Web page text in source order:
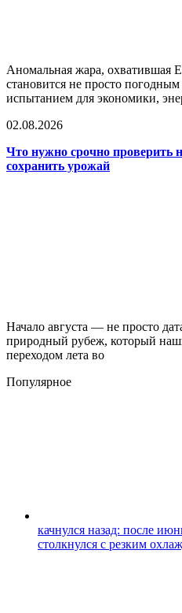
Аномальная жара, охватившая
становится не просто
испытанием для экономики,
02.08.2026
Что нужно срочно проверить
сохранить урожай
Начало августа — не просто
природный рубеж, который
переходом лета во
Популярное
качнулся назад: после
столкнулся с резким